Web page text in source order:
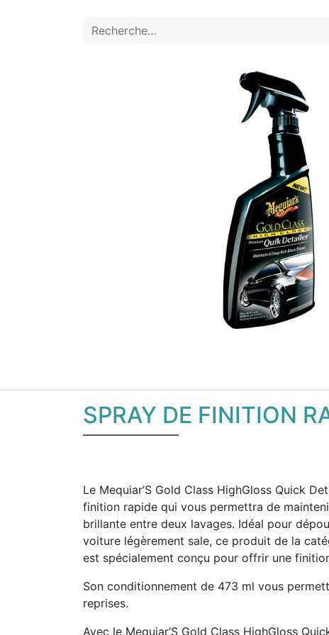
SPRAY DE FINITION
Le Mequiar’S Gold Class HighGloss Quick
finition rapide qui vous permettra de
brillante entre deux lavages. Idéal pour
voiture légèrement sale, ce produit de la
est spécialement conçu pour offrir une
Son conditionnement de 473 ml vous
reprises.
Avec le Mequiar’S Gold Class HighGloss